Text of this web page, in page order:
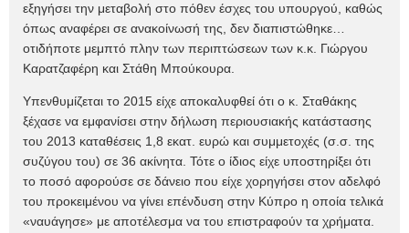
εξηγήσει την μεταβολή στο πόθεν έσχες του υπουργού, καθώς
όπως αναφέρει σε ανακοίνωσή της, δεν διαπιστώθηκε…
οτιδήποτε μεμπτό πλην των περιπτώσεων των κ.κ. Γιώργου
Καρατζαφέρη και Στάθη Μπούκουρα.
Υπενθυμίζεται το 2015 είχε αποκαλυφθεί ότι ο κ. Σταθάκης
ξέχασε να εμφανίσει στην δήλωση περιουσιακής κατάστασης
του 2013 καταθέσεις 1,8 εκατ. ευρώ και συμμετοχές (σ.σ. της
συζύγου του) σε 36 ακίνητα. Τότε ο ίδιος είχε υποστηρίξει ότι
το ποσό αφορούσε σε δάνειο που είχε χορηγήσει στον αδελφό
του προκειμένου να γίνει επένδυση στην Κύπρο η οποία τελικά
«ναυάγησε» με αποτέλεσμα να του επιστραφούν τα χρήματα.